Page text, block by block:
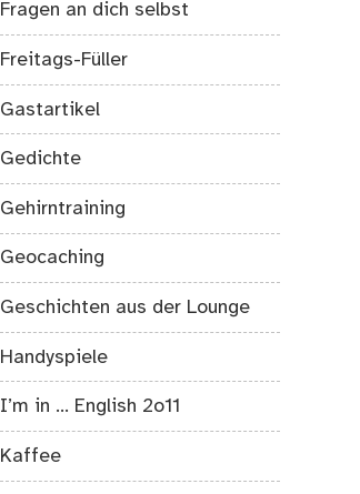
Fragen an dich selbst
Freitags-Füller
Gastartikel
Gedichte
Gehirntraining
Geocaching
Geschichten aus der Lounge
Handyspiele
I’m in … English 2o11
Kaffee